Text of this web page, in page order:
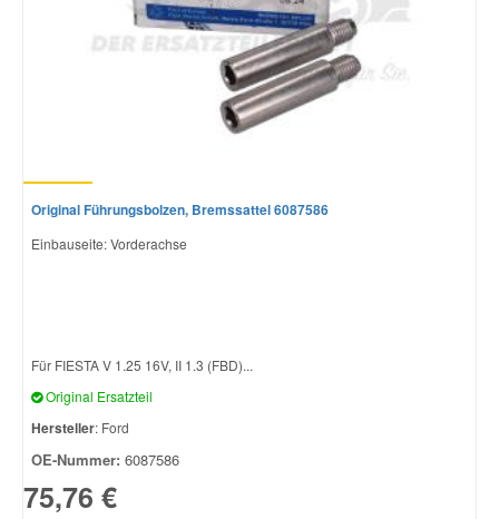
Original Führungsbolzen, Bremssattel 6087586
Einbauseite: Vorderachse
Für FIESTA V 1.25 16V, II 1.3 (FBD)...
Original Ersatzteil
Hersteller: Ford
OE-Nummer: 6087586
75,76 €
Mini Ersatzteile
Porsche Ersatzteile
Smart Ersatzteile